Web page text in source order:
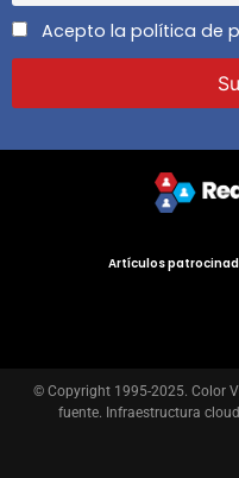
Acepto la política de
Artículos
© Copyright 1995-2025. Color
fuente. Infraestructura